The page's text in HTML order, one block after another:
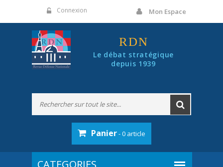
Connexion Mon Espace
RDN
Le débat stratégique
depuis 1939
Panier- 0 article